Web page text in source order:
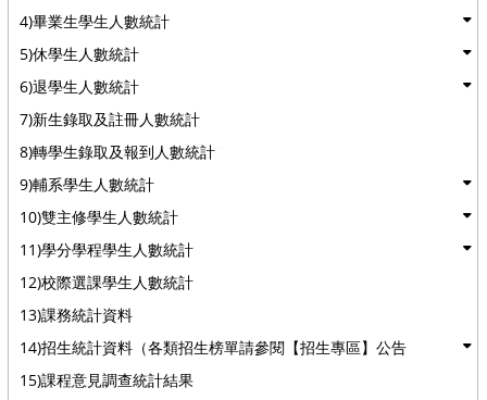
4)畢業生學生人數統計
5)休學生人數統計
6)退學生人數統計
7)新生錄取及註冊人數統計
8)轉學生錄取及報到人數統計
9)輔系學生人數統計
10)雙主修學生人數統計
11)學分學程學生人數統計
12)校際選課學生人數統計
13)課務統計資料
14)招生統計資料（各類招生榜單請參閱【招生專區】公告
15)課程意見調查統計結果